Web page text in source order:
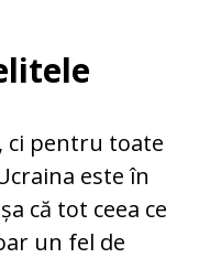
ci pentru toate
este în
că tot ceea ce
un fel de